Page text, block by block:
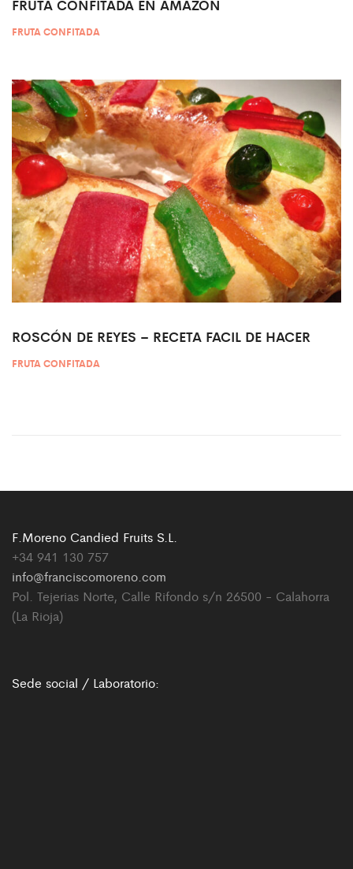
FRUTA CONFITADA EN AMAZON
FRUTA CONFITADA
ROSCÓN DE REYES – RECETA FACIL DE HACER
FRUTA CONFITADA
F.Moreno Candied Fruits S.L.
+34 941 130 757
info@franciscomoreno.com
Pol. Tejerias Norte, Calle Rifondo s/n 26500 - Calahorra
(La Rioja)
Sede social / Laboratorio: